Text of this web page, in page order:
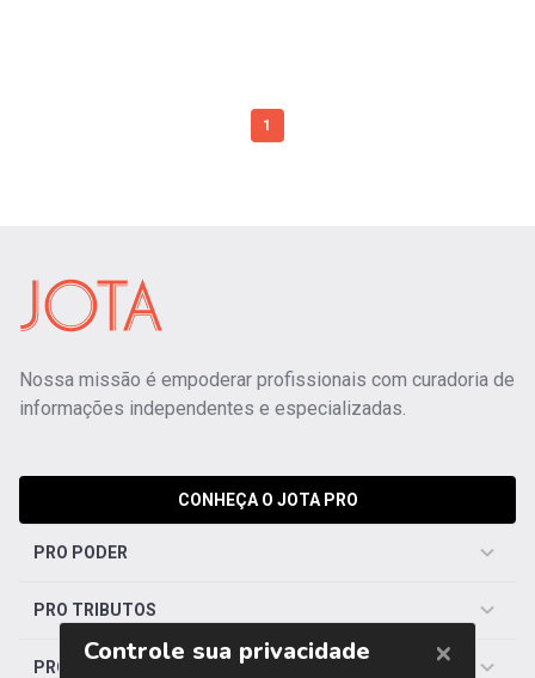
1
Nossa missão é empoderar profissionais com curadoria de
informações independentes e especializadas.
CONHEÇA O JOTA PRO
PRO PODER
PRO TRIBUTOS
PRO TRABALHISTA